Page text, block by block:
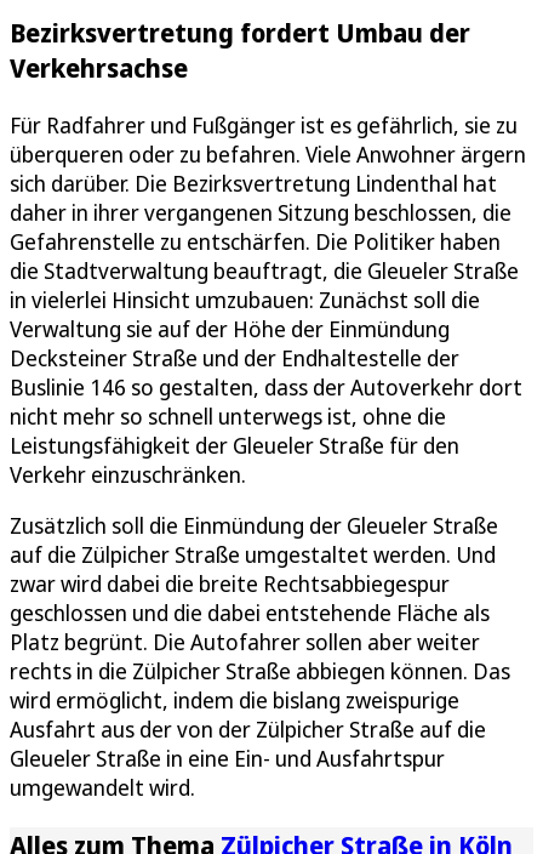
Bezirksvertretung fordert Umbau der
Verkehrsachse
Für Radfahrer und Fußgänger ist es gefährlich, sie zu
überqueren oder zu befahren. Viele Anwohner ärgern
sich darüber. Die Bezirksvertretung Lindenthal hat
daher in ihrer vergangenen Sitzung beschlossen, die
Gefahrenstelle zu entschärfen. Die Politiker haben
die Stadtverwaltung beauftragt, die Gleueler Straße
in vielerlei Hinsicht umzubauen: Zunächst soll die
Verwaltung sie auf der Höhe der Einmündung
Decksteiner Straße und der Endhaltestelle der
Buslinie 146 so gestalten, dass der Autoverkehr dort
nicht mehr so schnell unterwegs ist, ohne die
Leistungsfähigkeit der Gleueler Straße für den
Verkehr einzuschränken.
Zusätzlich soll die Einmündung der Gleueler Straße
auf die Zülpicher Straße umgestaltet werden. Und
zwar wird dabei die breite Rechtsabbiegespur
geschlossen und die dabei entstehende Fläche als
Platz begrünt. Die Autofahrer sollen aber weiter
rechts in die Zülpicher Straße abbiegen können. Das
wird ermöglicht, indem die bislang zweispurige
Ausfahrt aus der von der Zülpicher Straße auf die
Gleueler Straße in eine Ein- und Ausfahrtspur
umgewandelt wird.
Alles zum Thema Zülpicher Straße in Köln